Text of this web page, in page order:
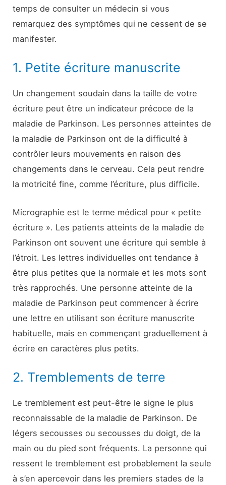
temps de consulter un médecin si vous
remarquez des symptômes qui ne cessent de se
manifester.
1. Petite écriture manuscrite
Un changement soudain dans la taille de votre
écriture peut être un indicateur précoce de la
maladie de Parkinson. Les personnes atteintes de
la maladie de Parkinson ont de la difficulté à
contrôler leurs mouvements en raison des
changements dans le cerveau. Cela peut rendre
la motricité fine, comme l’écriture, plus difficile.
Micrographie est le terme médical pour « petite
écriture ». Les patients atteints de la maladie de
Parkinson ont souvent une écriture qui semble à
l’étroit. Les lettres individuelles ont tendance à
être plus petites que la normale et les mots sont
très rapprochés. Une personne atteinte de la
maladie de Parkinson peut commencer à écrire
une lettre en utilisant son écriture manuscrite
habituelle, mais en commençant graduellement à
écrire en caractères plus petits.
2. Tremblements de terre
Le tremblement est peut-être le signe le plus
reconnaissable de la maladie de Parkinson. De
légers secousses ou secousses du doigt, de la
main ou du pied sont fréquents. La personne qui
ressent le tremblement est probablement la seule
à s’en apercevoir dans les premiers stades de la